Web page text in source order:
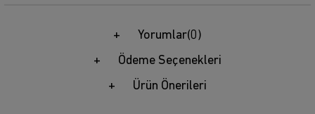
Yorumlar(0)
Ödeme Seçenekleri
Ürün Önerileri